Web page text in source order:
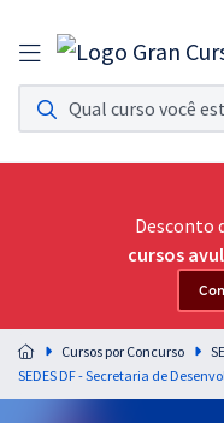
Assinatura Ilimitada
Acesso a todos os cursos.
Assinatura OAB Até
Acesso ilimitado a toda
Residências
Preparação completa e
residências em saúde do Brasil
Desconto
cursos
Cursos por Concurso